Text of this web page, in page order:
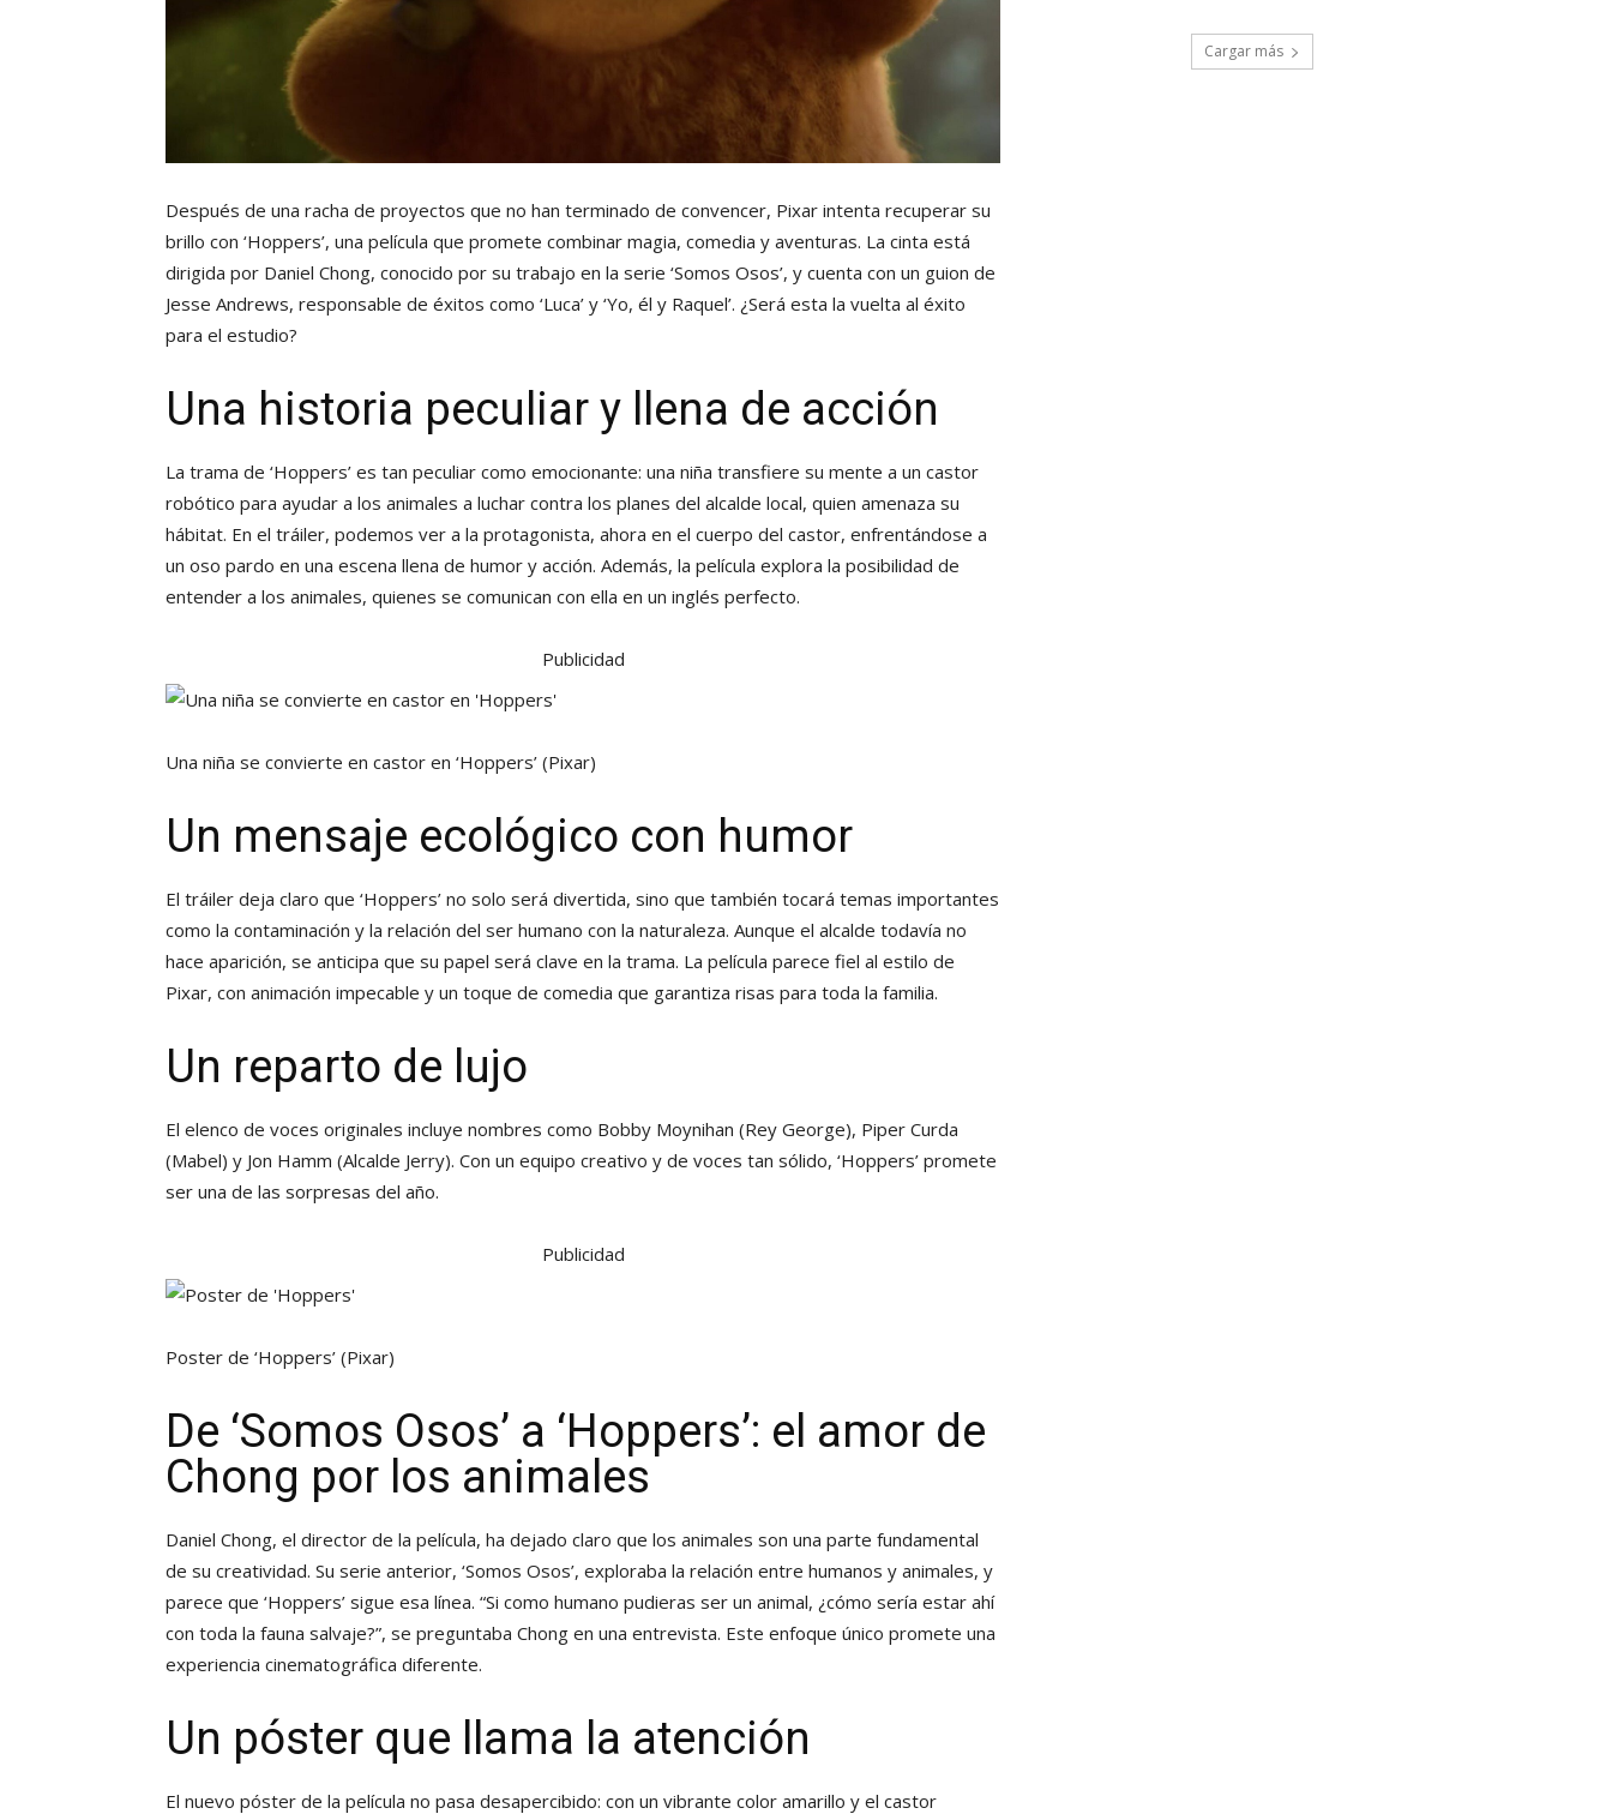
Después de una racha de proyectos que no han terminado de convencer, Pixar intenta recuperar su
brillo con ‘Hoppers’, una película que promete combinar magia, comedia y aventuras. La cinta está
dirigida por Daniel Chong, conocido por su trabajo en la serie ‘Somos Osos’, y cuenta con un guion de
Jesse Andrews, responsable de éxitos como ‘Luca’ y ‘Yo, él y Raquel’. ¿Será esta la vuelta al éxito
para el estudio?
Una historia peculiar y llena de acción
La trama de ‘Hoppers’ es tan peculiar como emocionante: una niña transfiere su mente a un castor
robótico para ayudar a los animales a luchar contra los planes del alcalde local, quien amenaza su
hábitat. En el tráiler, podemos ver a la protagonista, ahora en el cuerpo del castor, enfrentándose a
un oso pardo en una escena llena de humor y acción. Además, la película explora la posibilidad de
entender a los animales, quienes se comunican con ella en un inglés perfecto.
Publicidad
Una niña se convierte en castor en ‘Hoppers’ (Pixar)
Un mensaje ecológico con humor
El tráiler deja claro que ‘Hoppers’ no solo será divertida, sino que también tocará temas importantes
como la contaminación y la relación del ser humano con la naturaleza. Aunque el alcalde todavía no
hace aparición, se anticipa que su papel será clave en la trama. La película parece fiel al estilo de
Pixar, con animación impecable y un toque de comedia que garantiza risas para toda la familia.
Un reparto de lujo
El elenco de voces originales incluye nombres como Bobby Moynihan (Rey George), Piper Curda
(Mabel) y Jon Hamm (Alcalde Jerry). Con un equipo creativo y de voces tan sólido, ‘Hoppers’ promete
ser una de las sorpresas del año.
Publicidad
Poster de ‘Hoppers’ (Pixar)
De ‘Somos Osos’ a ‘Hoppers’: el amor de
Chong por los animales
Daniel Chong, el director de la película, ha dejado claro que los animales son una parte fundamental
de su creatividad. Su serie anterior, ‘Somos Osos’, exploraba la relación entre humanos y animales, y
parece que ‘Hoppers’ sigue esa línea. “Si como humano pudieras ser un animal, ¿cómo sería estar ahí
con toda la fauna salvaje?”, se preguntaba Chong en una entrevista. Este enfoque único promete una
experiencia cinematográfica diferente.
Un póster que llama la atención
El nuevo póster de la película no pasa desapercibido: con un vibrante color amarillo y el castor
Cargar más